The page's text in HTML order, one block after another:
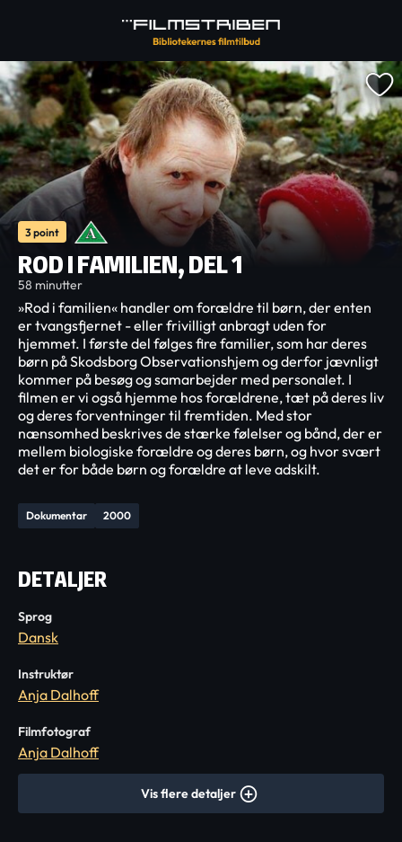
3 point
ROD I FAMILIEN, DEL 1
58 minutter
Dokumentar 2000
»Rod i familien« handler om forældre til børn, der enten
er tvangsfjernet - eller frivilligt anbragt uden for
hjemmet. I første del følges fire familier, som har deres
børn på Skodsborg Observationshjem og derfor jævnligt
kommer på besøg og samarbejder med personalet. I
filmen er vi også hjemme hos forældrene, tæt på deres liv
og deres forventninger til fremtiden. Med stor
nænsomhed beskrives de stærke følelser og bånd, der er
mellem biologiske forældre og deres børn, og hvor svært
det er for både børn og forældre at leve adskilt.
DETALJER
Sprog
Dansk
Instruktør
Anja Dalhoff
Filmfotograf
Anja Dalhoff
Vis flere detaljer